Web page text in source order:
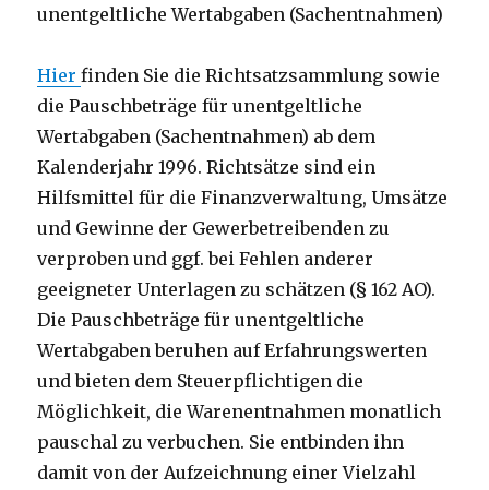
unentgeltliche Wertabgaben (Sachentnahmen)
Hierfinden Sie die Richtsatzsammlung sowie
die Pauschbeträge für unentgeltliche
Wertabgaben (Sachentnahmen) ab dem
Kalenderjahr 1996. Richtsätze sind ein
Hilfsmittel für die Finanzverwaltung, Umsätze
und Gewinne der Gewerbetreibenden zu
verproben und ggf. bei Fehlen anderer
geeigneter Unterlagen zu schätzen (§ 162 AO).
Die Pauschbeträge für unentgeltliche
Wertabgaben beruhen auf Erfahrungswerten
und bieten dem Steuerpflichtigen die
Möglichkeit, die Warenentnahmen monatlich
pauschal zu verbuchen. Sie entbinden ihn
damit von der Aufzeichnung einer Vielzahl